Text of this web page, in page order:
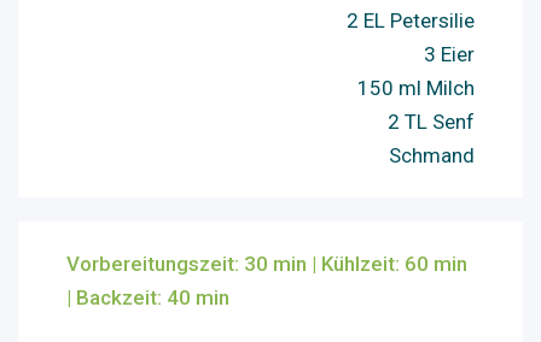
2 EL Petersilie
3 Eier
150 ml Milch
2 TL Senf
Schmand
Vorbereitungszeit: 30 min | Kühlzeit: 60 min
| Backzeit: 40 min